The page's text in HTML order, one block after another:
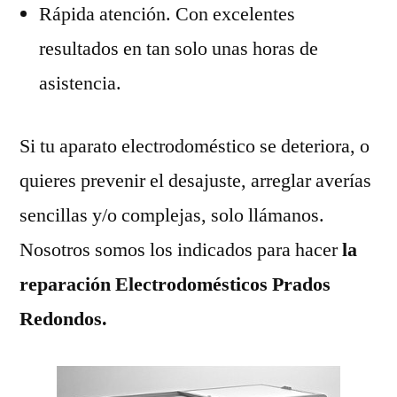
Rápida atención. Con excelentes
resultados en tan solo unas horas de
asistencia.
Si tu aparato electrodoméstico se deteriora, o
quieres prevenir el desajuste, arreglar averías
sencillas y/o complejas, solo llámanos.
Nosotros somos los indicados para hacerla
reparación Electrodomésticos Prados
Redondos.